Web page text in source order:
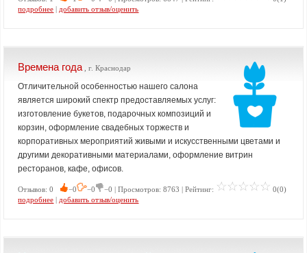
подробнее | добавить отзыв/оценить
Времена года , г. Краснодар
Отличительной особенностью нашего салона
является широкий спектр предоставляемых услуг:
изготовление букетов, подарочных композиций и
корзин, оформление свадебных торжеств и
корпоративных мероприятий живыми и искусственными цветами и
другими декоративными материалами, оформление витрин
ресторанов, кафе, офисов.
Отзывов: 0 −0 −0 −0 | Просмотров: 8763 | Рейтинг:
0(0)
подробнее | добавить отзыв/оценить